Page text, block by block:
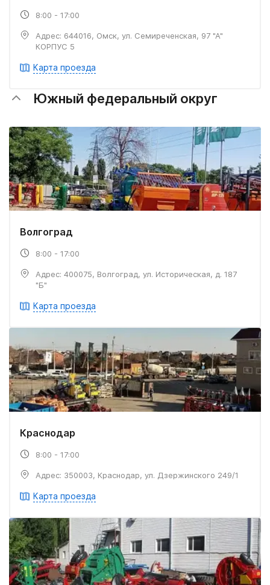
8:00 - 17:00
Адрес: 644016, Омск, ул. Семиреченская, 97 "А"
КОРПУС 5
Карта проезда
Южный федеральный округ
Волгоград
8:00 - 17:00
Адрес: 400075, Волгоград, ул. Историческая, д. 187
"Б"
Карта проезда
Краснодар
8:00 - 17:00
Адрес: 350003, Краснодар, ул. Дзержинского 249/1
Карта проезда